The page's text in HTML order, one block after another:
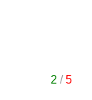
2 /5